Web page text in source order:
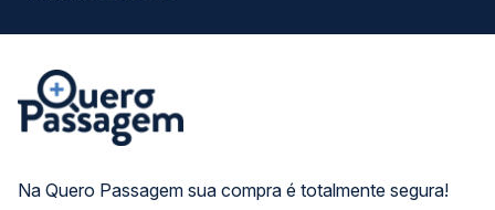
Na Quero Passagem sua compra é totalmente segura!